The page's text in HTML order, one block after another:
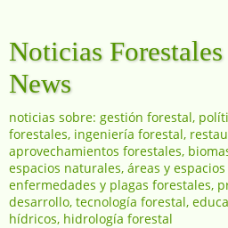
Noticias
News
noticias sobre: gestión forestal,
forestales, ingeniería forestal,
aprovechamientos forestales,
espacios naturales, áreas y
enfermedades y plagas forestales,
desarrollo, tecnología forestal,
hídricos, hidrología forestal